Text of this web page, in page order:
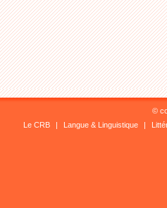
©
Le CRB
| Langue & Linguistique |